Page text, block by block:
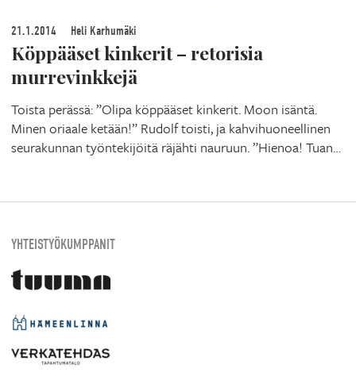
21.1.2014 Heli Karhumäki
Köppääset kinkerit – retorisia
murrevinkkejä
Toista perässä: ”Olipa köppääset kinkerit. Moon isäntä.
Minen oriaale ketään!” Rudolf toisti, ja kahvihuoneellinen
seurakunnan työntekijöitä räjähti nauruun. ”Hienoa! Tuan…
YHTEISTYÖKUMPPANIT